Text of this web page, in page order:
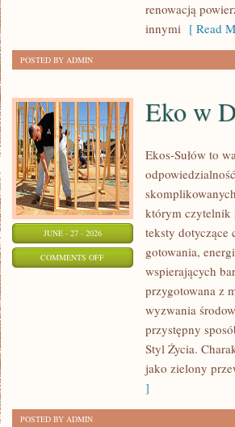
renowacją
innymi [ Read
POSTED BY ADMIN
JUNE - 27 - 2026
COMMENTS OFFON
Eko w
Ekos-Sułów to
którym czytelnik
teksty dotyczące
gotowania,
wspierających
przygotowana z
wyzwania
przystępny
Styl Życia.
jako zielony
]
POSTED BY ADMIN